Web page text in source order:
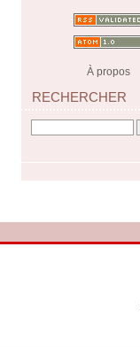
À propos
RECHERCHER